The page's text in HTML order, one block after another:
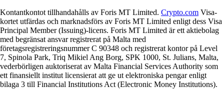
Kontantkontot tillhandahålls av Foris MT Limited. Crypto.com Visa-
kortet utfärdas och marknadsförs av Foris MT Limited enligt dess Visa
Principal Member (Issuing)-licens. Foris MT Limited är ett aktiebolag
med begränsat ansvar registrerat på Malta med
företagsregistreringsnummer C 90348 och registrerat kontor på Level
7, Spinola Park, Triq Mikiel Ang Borg, SPK 1000, St. Julians, Malta,
vederbörligen auktoriserat av Malta Financial Services Authority som
ett finansiellt institut licensierat att ge ut elektroniska pengar enligt
bilaga 3 till Financial Institutions Act (Electronic Money Institutions).